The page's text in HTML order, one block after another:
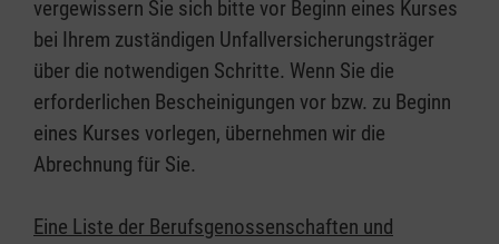
vergewissern Sie sich bitte vor Beginn eines Kurses
bei Ihrem zuständigen Unfallversicherungsträger
über die notwendigen Schritte. Wenn Sie die
erforderlichen Bescheinigungen vor bzw. zu Beginn
eines Kurses vorlegen, übernehmen wir die
Abrechnung für Sie.
Eine Liste der Berufsgenossenschaften und